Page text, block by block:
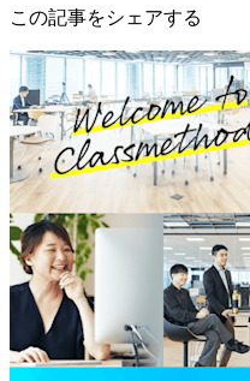
この記事をシェアする